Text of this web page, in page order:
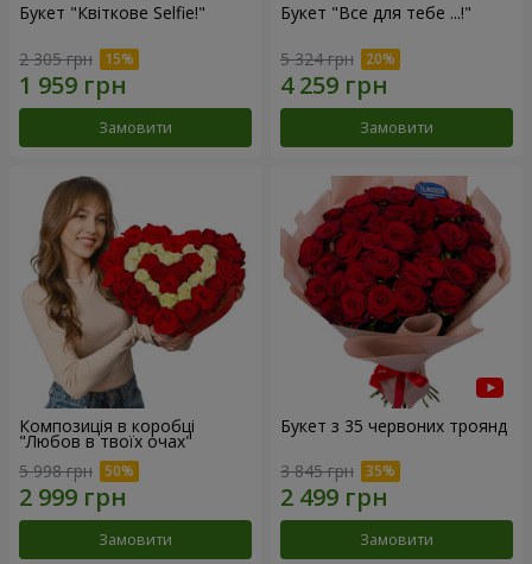
Букет "Квіткове Selfie!"
2 305 грн
Замовити
Букет "Все для тебе ...!"
5 324 грн
Замовити
Композиція в коробці
"Любов в твоїх очах"
5 998 грн
Замовити
Букет з 35 червоних троянд
3 845 грн
Замовити